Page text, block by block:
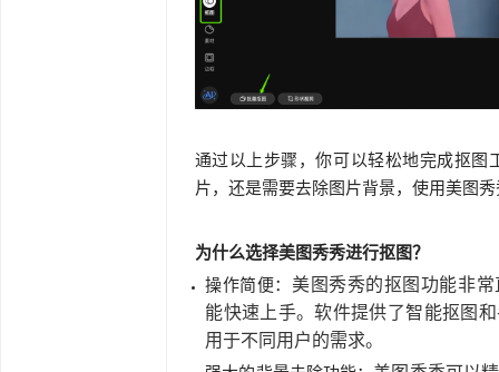
通过以上步骤，你可以轻松地完成抠图
片，还是需要去除图片背景，使用美图
为什么选择美图秀秀进行抠图？
操作简便： 美图秀秀的抠图功能非
能快速上手。软件提供了智能抠图
用于不同用户的需求。